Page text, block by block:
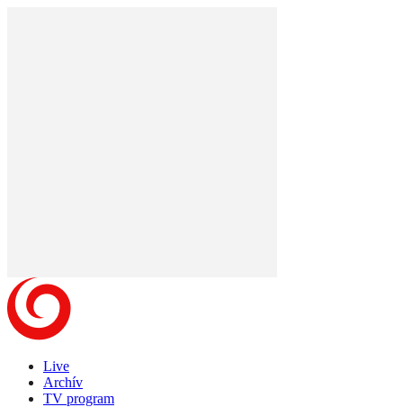
Live
Archív
TV program